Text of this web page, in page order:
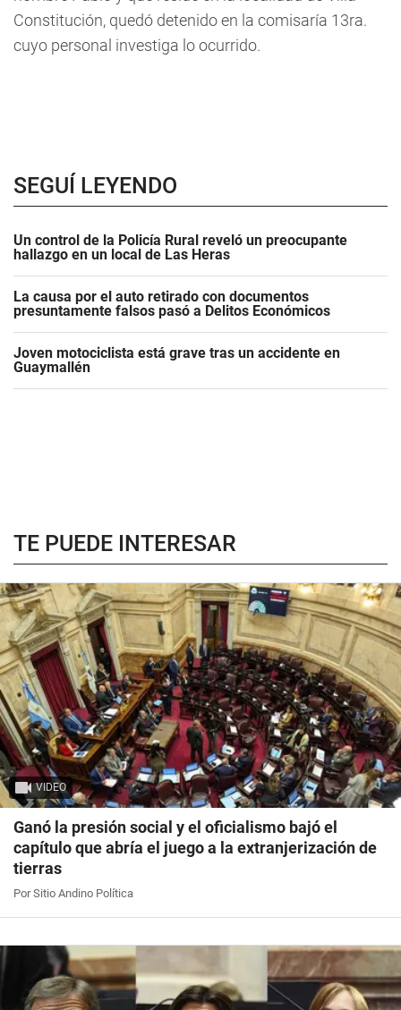
Constitución, quedó detenido en la comisaría 13ra.
cuyo personal investiga lo ocurrido.
SEGUÍ LEYENDO
Un control de la Policía Rural reveló un preocupante
hallazgo en un local de Las Heras
La causa por el auto retirado con documentos
presuntamente falsos pasó a Delitos Económicos
Joven motociclista está grave tras un accidente en
Guaymallén
TE PUEDE INTERESAR
VIDEO
Ganó la presión social y el oficialismo bajó el
capítulo que abría el juego a la extranjerización de
tierras
Por Sitio Andino Política